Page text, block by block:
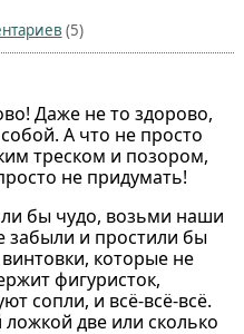
(5)
Даже не то здорово,
А что не просто
треском и позором,
не придумать!
бы чудо, возьми наши
забыли и простили бы
которые не
фигуристок,
сопли, и всё-всё-всё.
две или сколько